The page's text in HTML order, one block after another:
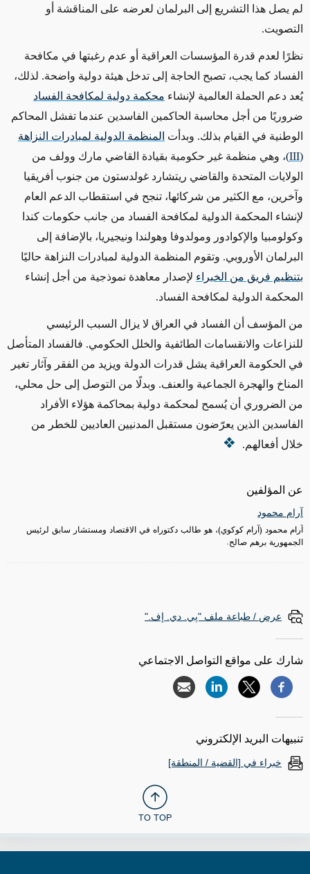
عن المؤلفين
آرام محمود
آرام محمود (آرام كوكوي)، هو طالب دكتوراه في الاقتصاد ومستشار سابق لرئيس
الجمهورية برهم صالح.
لم يصل هذا التشريع إلى البرلمان لعرضه على المناقشة أو
التصويت.
نظرًا لعدم قدرة المؤسسات العراقية أو عدم رغبتها في مكافحة
الفساد كما يجب، تصبح الحاجة إلى تدخل هيئة دولية واضحة. لذلك،
يُعد دعم الحملة العالمية لإنشاء محكمة دولية لمكافحة الفساد
ضروريًا من أجل محاسبة الحاكمين الفاسدين عندما تفشل المحاكم
الوطنية في القيام بذلك. وبدأت المنظمة الدولية لمبادرات النزاهة
(
III
)، وهي منظمة غير حكومية بقيادة القاضي مارك وولف من
الولايات المتحدة والقاضي ريتشارد غولدستون من جنوب أفريقيا
وآخرين، مع الكثير من شركائها، تنجح في استقطاب الدعم العام
لإنشاء المحكمة الدولية لمكافحة الفساد من جانب حكومات كندا
وكولومبيا والإكوادور ومولدوفا وهولندا ونيجيريا، بالإضافة إلى
البرلمان الأوروبي. وتقوم المنظمة الدولية لمبادرات النزاهة حاليًا
بتنظيم فريق من الخبراء لإصدار معاهدة نموذجية من أجل إنشاء
المحكمة الدولية لمكافحة الفساد.
من المؤسف أن الفساد في العراق لا يزال السبب الرئيسي
للنزاعات والانقسامات الطائفية والخلل الحكومي. فالفساد المتأصل
في الحكومة العراقية يشل قدرات الدولة ويزيد من الفقر وآثار تغير
المناخ والهجرة الجماعية والعنف. وبدلًا من التوصل إلى حل محلي،
من الضروري أن يُسمح لمحكمة دولية بمحاكمة هؤلاء الأفراد
الفاسدين الذين يعرّضون مستقبل المدنيين العاديين للخطر من
خلال أفعالهم.
عرض / طباعة ملف "پي. دي. إف."
شارك على مواقع التواصل الاجتماعي
تنبيهات البريد الإلكتروني
خبراء في [القضية / المنطقة]
TO TOP